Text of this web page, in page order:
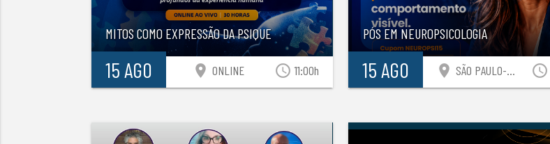
MITOS COMO EXPRESSÃO DA PSIQUE
15 AGO location_on ONLINE access_time 11:00h
PÓS EM NEUROPSICOLOGIA
15 AGO location_on SÃO PAULO-SP access_time